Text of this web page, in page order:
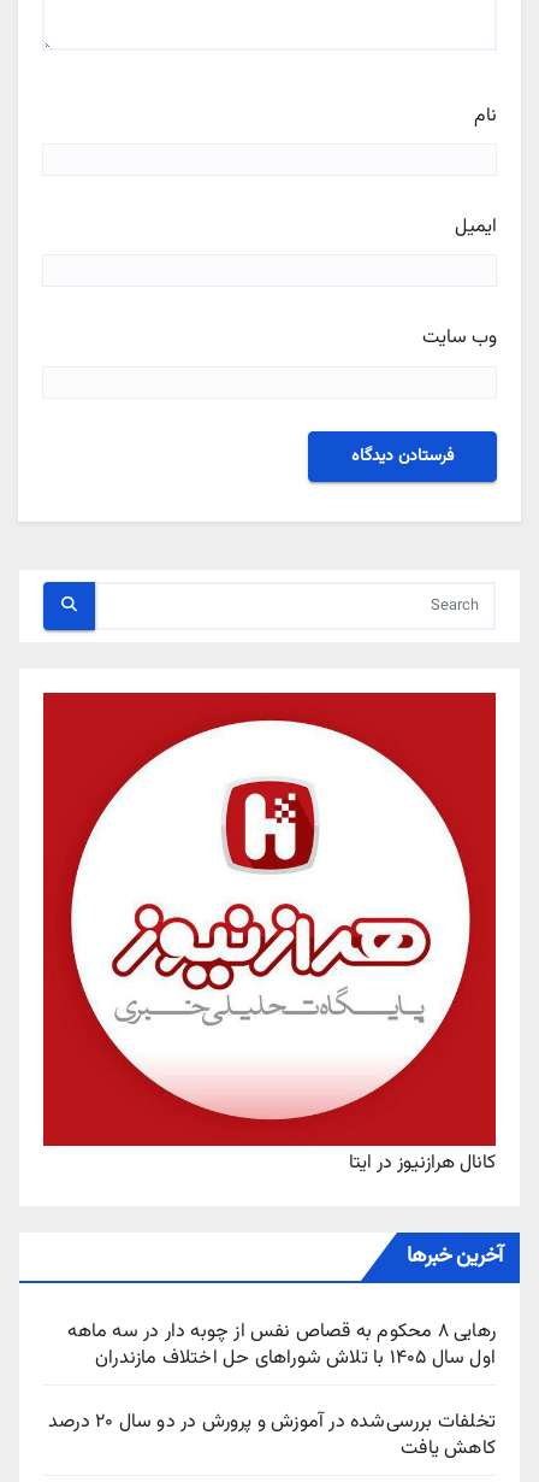
نام
ایمیل
وب‌ سایت
کانال هرازنیوز در ایتا
آخرین خبرها
رهایی ۸ محکوم به قصاص نفس از چوبه‌ دار در سه ماهه
اول سال ۱۴۰۵ با تلاش شوراهای حل اختلاف مازندران
تخلفات بررسی‌شده در آموزش و پرورش در دو سال ۲۰ درصد
کاهش یافت